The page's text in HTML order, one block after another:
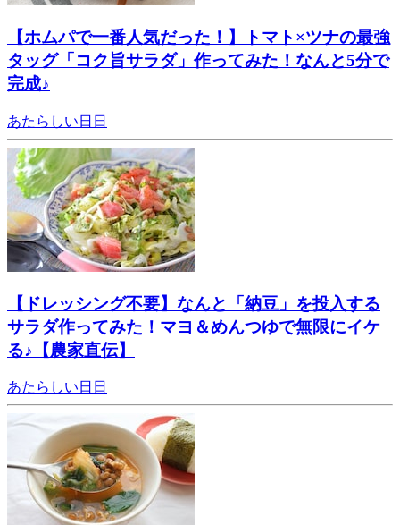
【ホムパで一番人気だった！】トマト×ツナの最強
タッグ「コク旨サラダ」作ってみた！なんと5分で
完成♪
あたらしい日日
【ドレッシング不要】なんと「納豆」を投入する
サラダ作ってみた！マヨ＆めんつゆで無限にイケ
る♪【農家直伝】
あたらしい日日